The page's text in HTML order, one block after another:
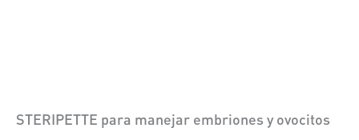
STERIPETTE para manejar embriones y ovocitos